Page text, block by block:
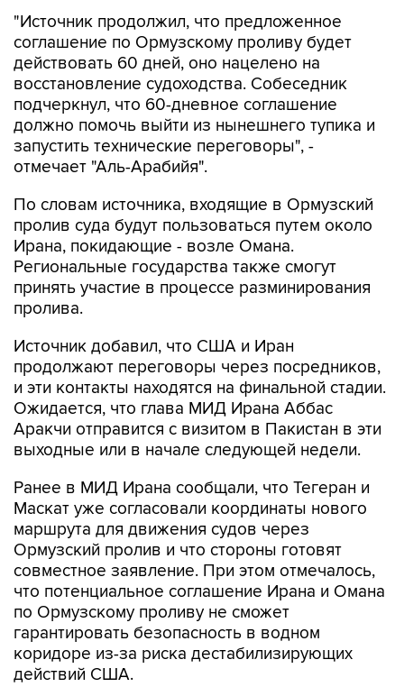
"Источник продолжил, что предложенное
соглашение по Ормузскому проливу будет
действовать 60 дней, оно нацелено на
восстановление судоходства. Собеседник
подчеркнул, что 60-дневное соглашение
должно помочь выйти из нынешнего тупика и
запустить технические переговоры", -
отмечает "Аль-Арабийя".
По словам источника, входящие в Ормузский
пролив суда будут пользоваться путем около
Ирана, покидающие - возле Омана.
Региональные государства также смогут
принять участие в процессе разминирования
пролива.
Источник добавил, что США и Иран
продолжают переговоры через посредников,
и эти контакты находятся на финальной стадии.
Ожидается, что глава МИД Ирана Аббас
Аракчи отправится с визитом в Пакистан в эти
выходные или в начале следующей недели.
Ранее в МИД Ирана сообщали, что Тегеран и
Маскат уже согласовали координаты нового
маршрута для движения судов через
Ормузский пролив и что стороны готовят
совместное заявление. При этом отмечалось,
что потенциальное соглашение Ирана и Омана
по Ормузскому проливу не сможет
гарантировать безопасность в водном
коридоре из-за риска дестабилизирующих
действий США.